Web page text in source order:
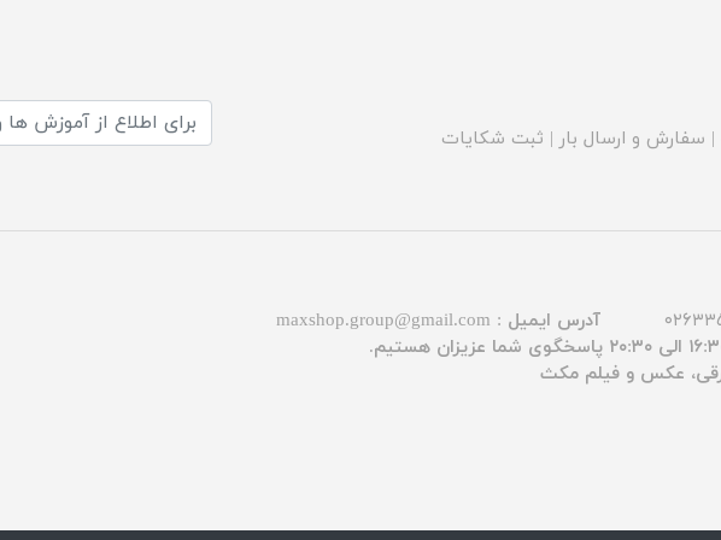
| سفارش و ارسال بار | ثبت شکایات
آدرس ایمیل : maxshop.group@gmail.com